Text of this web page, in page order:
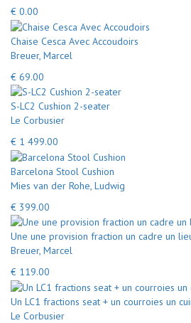
€ 0.00
Chaise Cesca Avec Accoudoirs
Breuer, Marcel
€ 69.00
S-LC2 Cushion 2-seater
Le Corbusier
€ 1 499.00
Barcelona Stool Cushion
Mies van der Rohe, Ludwig
€ 399.00
Une une provision fraction un cadre un
Breuer, Marcel
€ 119.00
Un LC1 fractions seat + un courroies un
Le Corbusier